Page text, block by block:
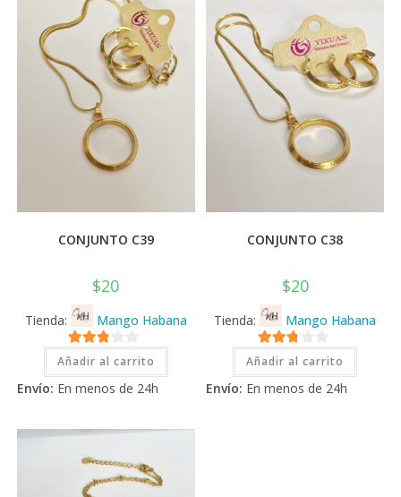
CONJUNTO C39
$20
Tienda: Mango Habana
2.71
de 5
Añadir al carrito
Envío: En menos de 24h
CONJUNTO C38
$20
Tienda: Mango Habana
2.71
de 5
Añadir al carrito
Envío: En menos de 24h